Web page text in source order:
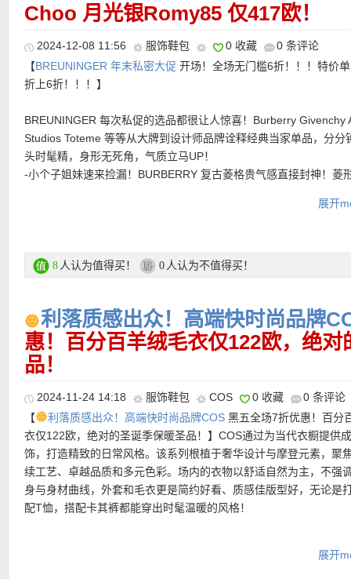
•【SKIMS FITS EVERYBODY粉色文胸 特价20欧+满额再减30欧
白送！】这款经典的交叉式文专为日常穿着和持久舒适而设计。无
穿着超舒适同时也有支撑力！无侧骨结构，减少摩擦感，贴肤柔和
如丝线落肩，随身体律动自由调节。全款不透光面料，干净利落的
•【Longchamp Le Panier Pliage系列编织手提斜挎包 新人折上
欧！】 草编包更像是一个符号，有它出现的穿搭中，总传递出一种
的度假感，整体营造的氛围也要更加的慵懒和文艺。珑骧这只Le
Pliage饰有刺绣马形，设计感十足，展现优雅与休闲造型。附有钩
使用需求轻松扣上肩带，相比于传统草编包过于强调的度假感，这
由的过头，只要不是特别正式的商务场合，背它出门都没有问题！
直达购买链接见此
每周一次用作眼膜，提亮肤色，提拉眼部轮廓！
-Advanced Night Repair 雅诗兰黛No.1的修复精华15ml！全新新年
力量的 「第7代全新升级小棕瓶」！透过全新基因讯息协调技术，
肌肤，同时激活年轻细胞及胶原蛋白自生能力，使肌肤更光泽、细
滑，缔造新生光·嫩‧滑！
购买直达链接在此
更多折上折活动链接在此
Choo 月光银Romy85 仅417欧！
2024-12-08 11:56 服饰鞋包 0 收藏
0 条评论
【BREUNINGER 年末私密大促 开场！全场无门槛6折！！！特价
折上6折！！！】
BREUNINGER 每次私促的选品都很让人惊喜！Burberry Givenchy
Studios Toteme 等等从大牌到设计师品牌诠释经典当家单品，分分
头时髦精，身形无死角，气质立马UP！
-小个子姐妹速来捡漏！BURBERRY 复古菱格贵气感直接封神！菱
-高跟鞋界永远的白月光~Jimmy Choo 月光银Romy85 仅417欧！
私密大促专场直达链接在此
★ 私促全场可用6折优惠码：PRIVAT40限时有效！无低消！亲测
还能折上6折！！！
展开
8 人认为值得买！ 0 人认为不值得买！
利落质感出众！高端快时尚品牌
惠！百分百羊绒毛衣仅122欧，绝对
品！
2024-11-24 14:18 服饰鞋包 COS 0 收藏
0 条评论
【
利落质感出众！高端快时尚品牌COS黑五全场7折优惠！百分
衣仅122欧，绝对的圣诞季保暖圣品！】COS通过为当代衣橱提供
饰，打造精致的日常风格。该系列根植于奢华设计与摩登元素，聚
续工艺、卓越品质和多元色彩。场内的衣物以舒适自然为主，不强
身与身材曲线，外套和毛衣更是简约好看、质感佳版型好，无论是
配T恤，搭配卡其裤都能穿出时髦温暖的风格！
展开